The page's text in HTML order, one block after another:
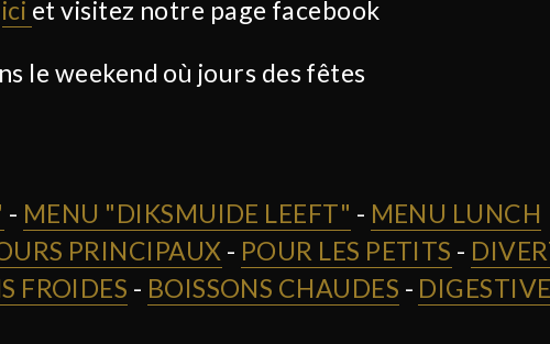
ici et visitez notre page facebook
le weekend où jours des fêtes
- MENU "DIKSMUIDE LEEFT" - MENU LUNCH
PRINCIPAUX - POUR LES PETITS -
FROIDES - BOISSONS CHAUDES -